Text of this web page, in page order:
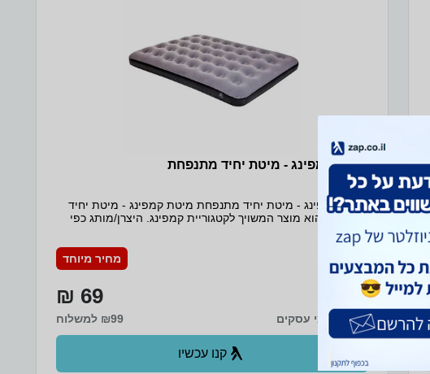
מיטת קמפינג - מיטת יחיד מתנפחת
מיטת קמפינג - מיטת יחיד מתנפחת מיטת קמפינג - מיטת יחיד
מתנפחת הוא מוצר המשויך לקטגוריית קמפינג. היצרן/מותג כפי
ובבית כולל ערכת תיקון בעל 2 פיות לניפוח נוח ויעיל מק״ט:
7290015519359 יצרן/מותג: CAMP & GO קטגוריה: קמפינג
תגיות מוצר: אוהלים, לינה בשטח, מוצרי קמפינג
מחיר מיוחד
69 ₪
₪99 למשלוח עד 7 ימי עסקים
קנו עכשיו